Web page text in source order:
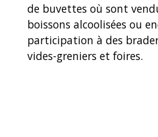
de buvettes où sont
boissons alcoolisées ou
participation à des
vides-greniers et foires.